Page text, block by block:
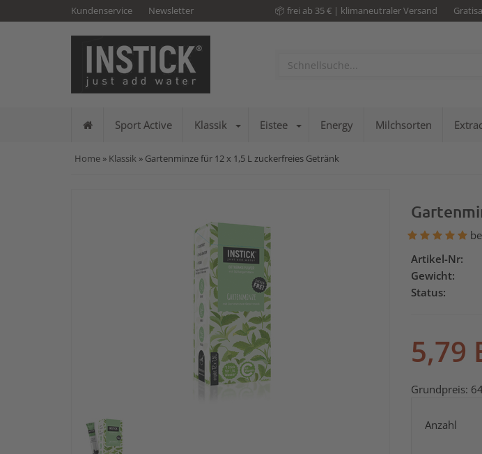
Kundenservice Newsletter 📦 frei ab 35 € | klimaneutraler Versand
Sport Active Klassik Eistee Energy Milchsorten
Home » Klassik » Gartenminze für 12 x 1,5 L zuckerfreies Getränk
Artikel-Nr:
Gewicht:
Status:
5,79
Grundpreis:
Anzahl